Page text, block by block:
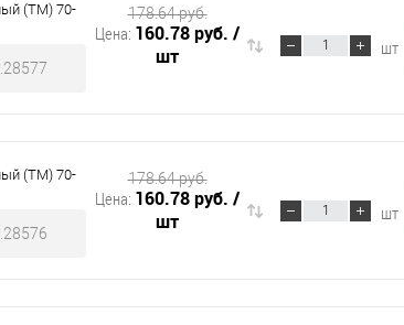
(ТМ) 70-
Цена: 160.78 руб. /
шт
178.64 руб.
шт
(ТМ) 70-
Цена: 160.78 руб. /
шт
178.64 руб.
шт